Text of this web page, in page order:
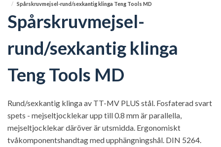
Spårskruvmejsel-rund/sexkantig klinga Teng Tools MD
Spårskruvmejsel-
rund/sexkantig klinga
Teng Tools MD
Rund/sexkantig klinga av TT-MV PLUS stål. Fosfaterad svart
spets - mejseltjocklekar upp till 0.8 mm är parallella,
mejseltjocklekar däröver är utsmidda. Ergonomiskt
tvåkomponentshandtag med upphängningshål. DIN 5264.